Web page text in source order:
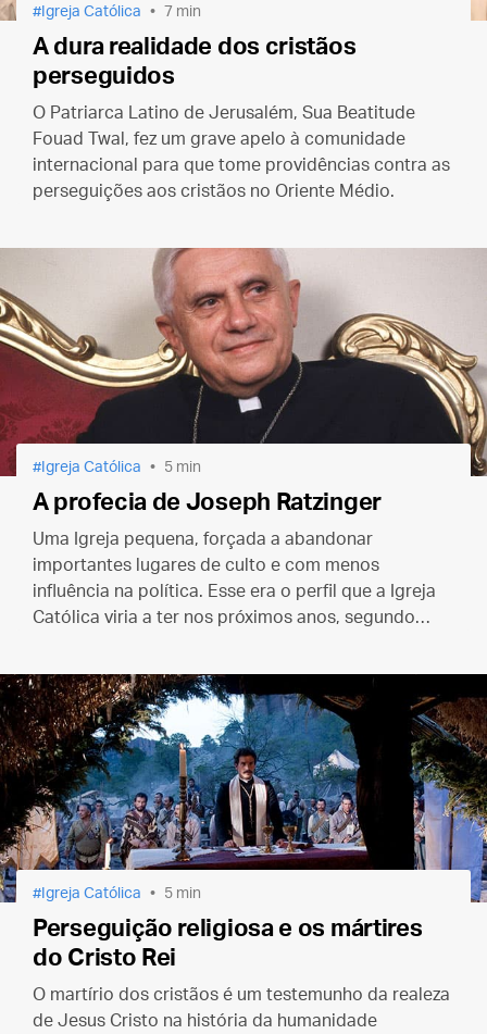
Igreja Católica 7 min
A dura realidade dos cristãos
perseguidos
O Patriarca Latino de Jerusalém, Sua Beatitude
Fouad Twal, fez um grave apelo à comunidade
internacional para que tome providências contra as
perseguições aos cristãos no Oriente Médio.
Igreja Católica 5 min
A profecia de Joseph Ratzinger
Uma Igreja pequena, forçada a abandonar
importantes lugares de culto e com menos
influência na política. Esse era o perfil que a Igreja
Católica viria a ter nos próximos anos, segundo
Igreja Católica 5 min
Perseguição religiosa e os mártires
do Cristo Rei
O martírio dos cristãos é um testemunho da realeza
de Jesus Cristo na história da humanidade